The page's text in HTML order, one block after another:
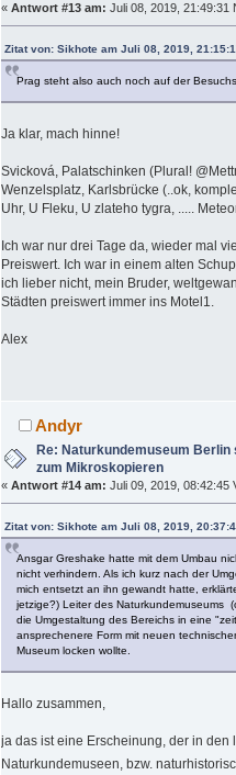
« Antwort #13 am: Juli 08, 2019, 21:49:31
Zitat von: Sikhote am Juli 08, 2019,
Prag steht also auch noch auf der
Ja klar, mach hinne!
Svicková, Palatschinken (Plural!
Wenzelsplatz, Karlsbrücke (..ok,
Uhr, U Fleku, U zlateho tygra, .....
Ich war nur drei Tage da, wieder mal
Preiswert. Ich war in einem alten
ich lieber nicht, mein Bruder,
Städten preiswert immer ins Motel1.
Alex
Andyr
Re: Naturkundemuseum
zum Mikroskopieren
« Antwort #14 am: Juli 09, 2019, 08:42:45
Zitat von: Sikhote am Juli 08, 2019,
Ansgar Greshake hatte mit dem Umbau
nicht verhindern. Als ich kurz nach der
mich entsetzt an ihn gewandt hatte,
jetzige?) Leiter des Naturkundemuseums
die Umgestaltung des Bereichs in eine
ansprechenere Form mit neuen
Museum locken wollte.
Hallo zusammen,
ja das ist eine Erscheinung, der in den
Naturkundemuseen, bzw.